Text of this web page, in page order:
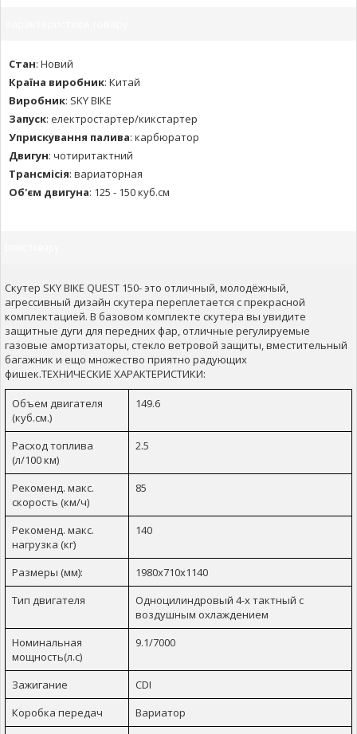
Стан: Новий
Країна виробник: Китай
Виробник: SKY BIKE
Запуск: електростартер/кикстартер
Уприскування палива: карбюратор
Двигун: чотиритактний
Трансмісія: вариаторная
Об'єм двигуна: 125 - 150 куб.см
Скутер SKY BIKE QUEST 150- это отличный, молодёжный,
агрессивный дизайн скутера переплетается с прекрасной
комплектацией. В базовом комплекте скутера вы увидите
защитные дуги для передних фар, отличные регулируемые
газовые амортизаторы, стекло ветровой защиты, вместительный
багажник и ещо множество приятно радующих
фишек.ТЕХНИЧЕСКИЕ ХАРАКТЕРИСТИКИ:
Объем двигателя
(куб.см.)
149.6
Расход топлива
(л/100 км)
2.5
Рекоменд. макс.
скорость (км/ч)
85
Рекоменд. макс.
нагрузка (кг)
140
Размеры (мм):
1980x710x1140
Тип двигателя
Одноцилиндровый 4-х тактный с
воздушным охлаждением
Номинальная
мощность(л.с)
9.1/7000
Зажигание
CDI
Коробка передач
Вариатор